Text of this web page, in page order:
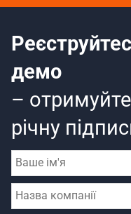
демо
– отримуйте
річну